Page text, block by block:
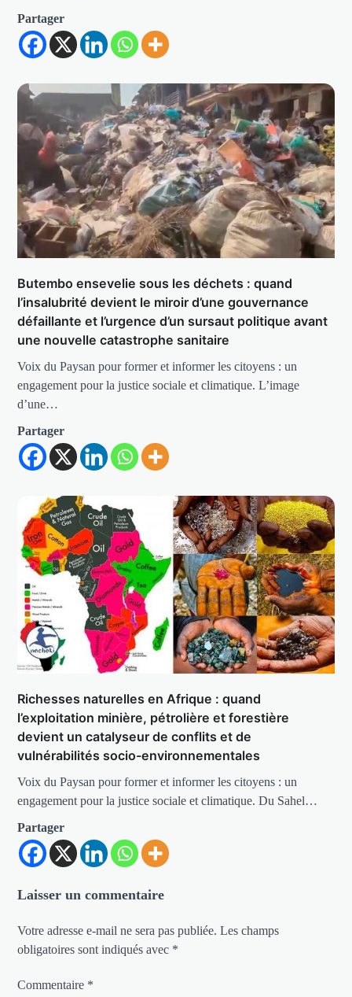
Partager
Butembo ensevelie sous les déchets : quand
l’insalubrité devient le miroir d’une gouvernance
défaillante et l’urgence d’un sursaut politique avant
une nouvelle catastrophe sanitaire
Voix du Paysan pour former et informer les citoyens : un
engagement pour la justice sociale et climatique. L’image
d’une…
Partager
Richesses naturelles en Afrique : quand
l’exploitation minière, pétrolière et forestière
devient un catalyseur de conflits et de
vulnérabilités socio-environnementales
Voix du Paysan pour former et informer les citoyens : un
engagement pour la justice sociale et climatique. Du Sahel…
Partager
Laisser un commentaire
Votre adresse e-mail ne sera pas publiée. Les champs
obligatoires sont indiqués avec *
Commentaire *